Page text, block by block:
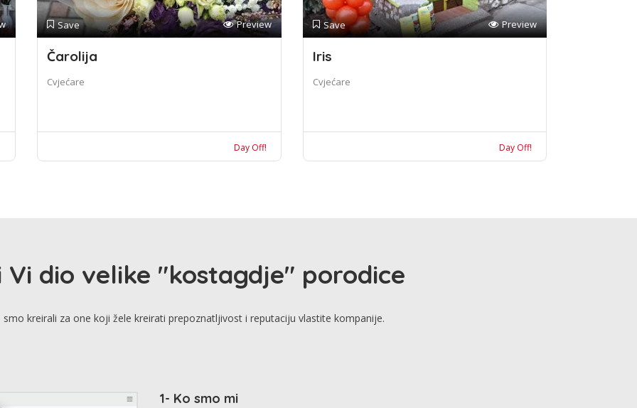
Save Preview
Čarolija
Cvjećare
Day Off!
Save Preview
Iris
Cvjećare
Day Off!
Vi dio velike "kostagdje" porodice
kreirali za one koji žele kreirati prepoznatljivost i reputaciju vlastite kompanije.
1- Ko smo mi